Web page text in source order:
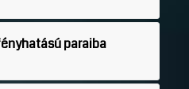
paraiba